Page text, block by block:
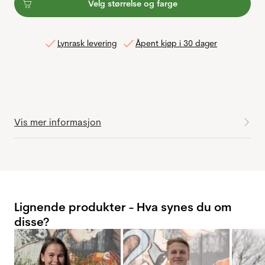
Velg størrelse og farge
Lynrask levering Åpent kjøp i 30 dager
Vis mer informasjon
Lignende produkter - Hva synes du om
disse?